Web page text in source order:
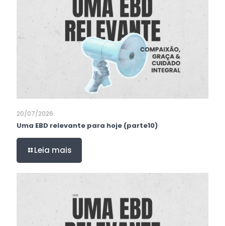
20/07/2026
Uma EBD relevante para hoje (parte10)
Leia mais